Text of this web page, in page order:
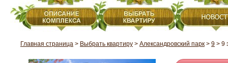
Главная страница > Выбрать квартиру > Александровский парк > 9 > 9